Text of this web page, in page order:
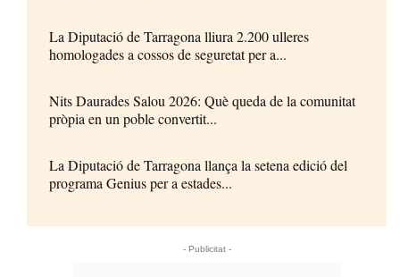
La Diputació de Tarragona lliura 2.200 ulleres
homologades a cossos de seguretat per a...
Nits Daurades Salou 2026: Què queda de la comunitat
pròpia en un poble convertit...
La Diputació de Tarragona llança la setena edició del
programa Genius per a estades...
- Publicitat -